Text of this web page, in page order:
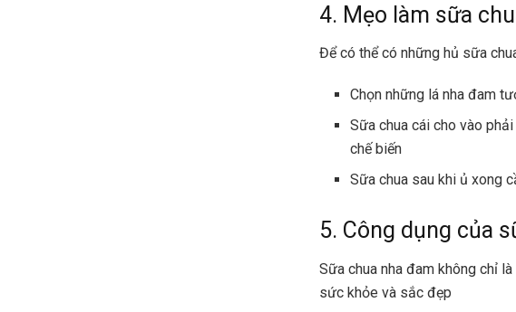
4. Mẹo làm sữa
Để có thể có những hủ sữa
Chọn những lá nha đam
Sữa chua cái cho vào
chế biến
Sữa chua sau khi ủ xong
5. Công dụng của
Sữa chua nha đam không chỉ
sức khỏe và sắc đẹp